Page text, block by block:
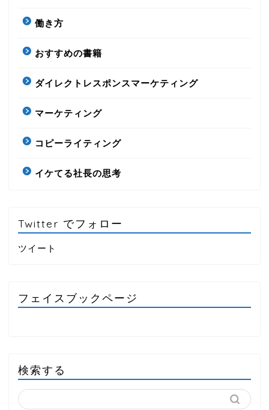
働き方
おすすめの書籍
ダイレクトレスポンスマーケティング
マーケティング
コピーライティング
イケてる社長の思考
Twitter でフォロー
ツイート
フェイスブックページ
検索する